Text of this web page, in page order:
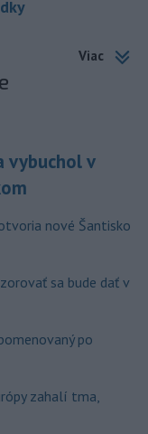
Viac
vybuchol v
nové Šantisko
sa bude dať v
po
zahalí tma,